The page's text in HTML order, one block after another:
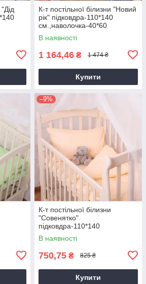
К-т постільної білизни "Новий
рік" підковдра-110*140
см.,наволочка-40*60
см.,простирадло на
резинці-60*120 см.
В наявності
1 164,46 ₴ 1 474 ₴
Купити
см.
–9%
К-т постільної білизни
"Совенятко"
підковдра-110*140
см.,наволочка-40*60
см.,простирадло-85*145 см.
В наявності
750,75 ₴ 825 ₴
Купити